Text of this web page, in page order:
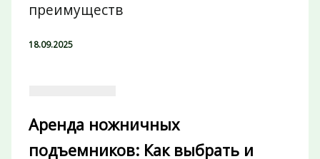
преимуществ
18.09.2025
Аренда ножничных
подъемников: Как выбрать и